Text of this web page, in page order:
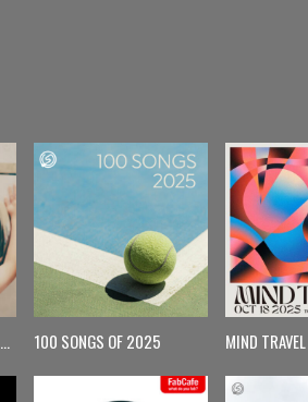
【月曜更新】Monday Spin 100 SONGS OF 2025 MIND TRAVEL